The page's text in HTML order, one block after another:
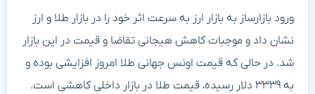
ورود بازارساز به بازار ارز به سرعت اثر خود را در بازار طلا و ارز
نشان داد و موجبات کاهش هیجانی تقاضا و قیمت در این بازار
شد. در حالی که قیمت اونس جهانی طلا امروز افزایشی بوده و
به ۳۳۳۹ دلار رسیده، قیمت طلا در بازار داخلی کاهشی است.